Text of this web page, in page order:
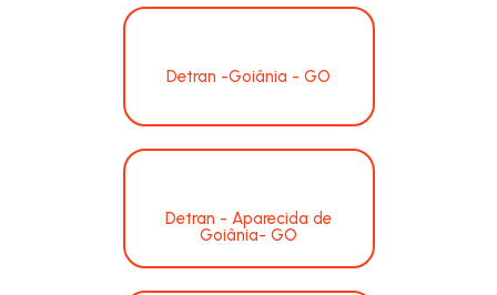
Detran -Goiânia - GO
Detran - Aparecida de
Goiânia- GO